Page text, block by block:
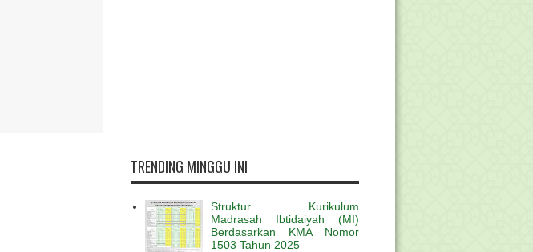
TRENDING MINGGU INI
Struktur Kurikulum
Madrasah Ibtidaiyah (MI)
Berdasarkan KMA Nomor
1503 Tahun 2025